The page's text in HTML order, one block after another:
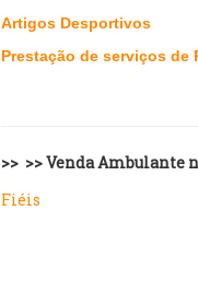
Artigos Desportivos
Prestação de serviços de
>> >>Venda Ambulante
Fiéis